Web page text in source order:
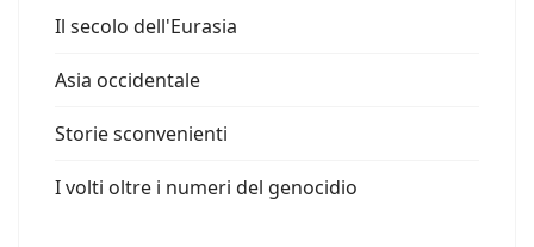
Il secolo dell'Eurasia
Asia occidentale
Storie sconvenienti
I volti oltre i numeri del genocidio